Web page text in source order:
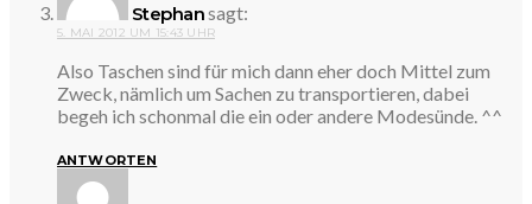
Stephansagt:
5. MAI 2012 UM 15:43 UHR
Also Taschen sind für mich dann eher doch Mittel zum
Zweck, nämlich um Sachen zu transportieren, dabei
begeh ich schonmal die ein oder andere Modesünde. ^^
ANTWORTEN